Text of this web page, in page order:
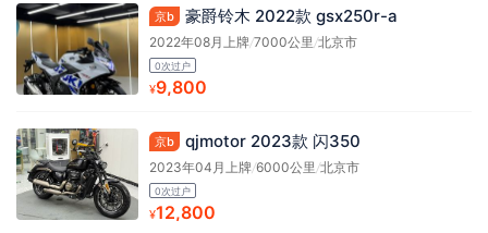
京b 豪爵铃木 2022款 gsx250r-a
2022年08月上牌/7000公里 /北京市
0次过户
¥9,800
京b qjmotor 2023款 闪350
2023年04月上牌/6000公里 /北京市
0次过户
¥12,800